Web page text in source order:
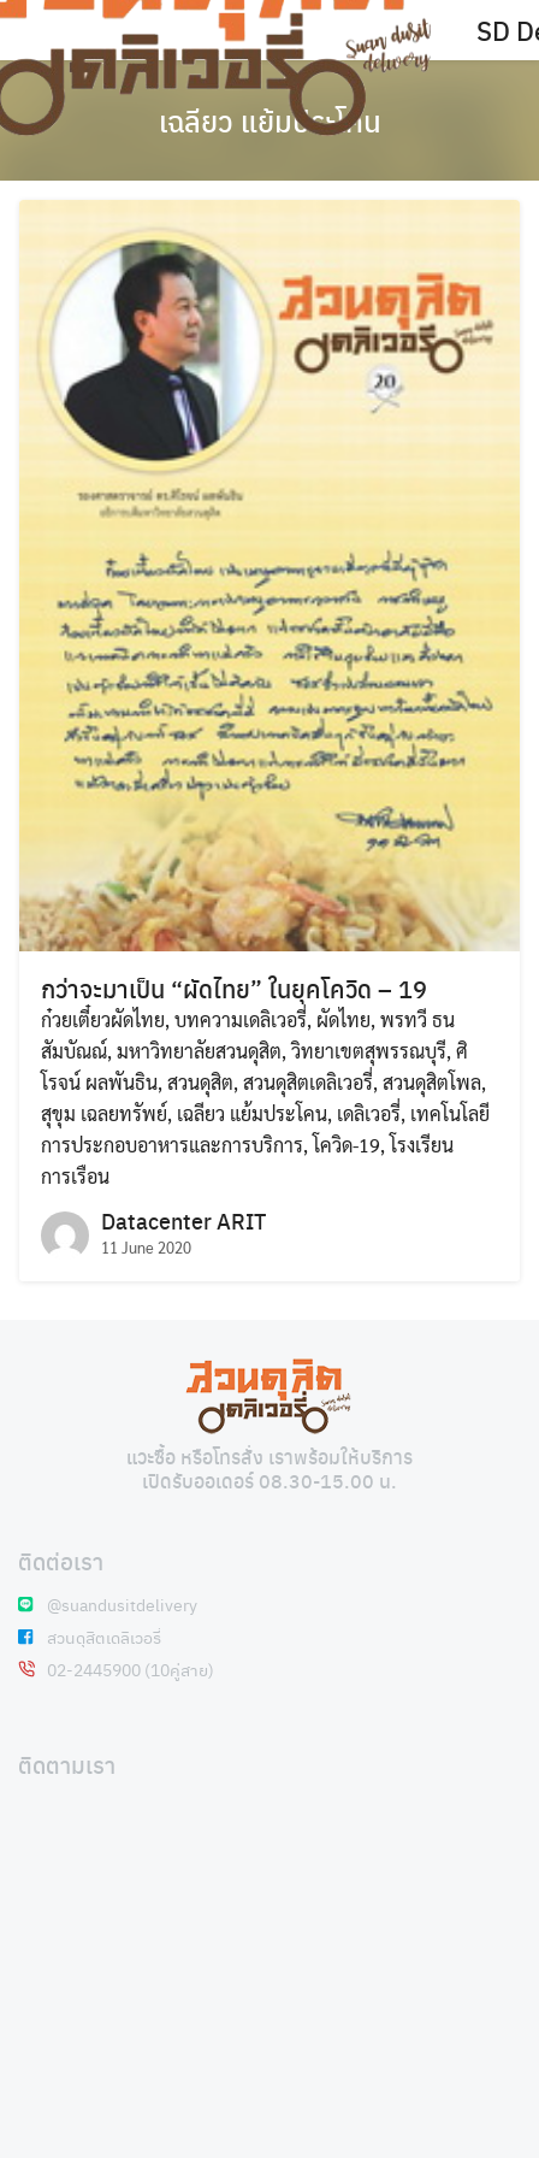
Skip
content
SD
เฉลียว แย้มประโคน
กว่าจะมาเป็น “ผัดไทย” ในยุคโควิด – 19
ก๋วยเตี๋ยวผัดไทย, บทความเดลิเวอรี่, ผัดไทย, พรทวี ธน
สัมบัณณ์, มหาวิทยาลัยสวนดุสิต,วิทยาเขตสุพรรณบุรี, ศิ
โรจน์ ผลพันธิน, สวนดุสิต, สวนดุสิตเดลิเวอรี่, สวนดุสิตโพล,
สุขุม เฉลยทรัพย์, เฉลียว แย้มประโคน, เดลิเวอรี่, เทคโนโลยี
การประกอบอาหารและการบริการ, โควิด-19, โรงเรียน
การเรือน
Datacenter ARIT
11 June 2020
แวะซื้อ หรือโทรสั่ง เราพร้อมให้บริการ
เปิดรับออเดอร์ 08.30-15.00 น.
ติดต่อเรา
@suandusitdelivery
สวนดุสิตเดลิเวอรี่
02-2445900 (10คู่สาย)
ติดตามเรา